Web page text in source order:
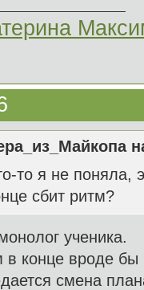
то я не поняла,
сбит ритм?
ученика.
в конце вроде бы
смена